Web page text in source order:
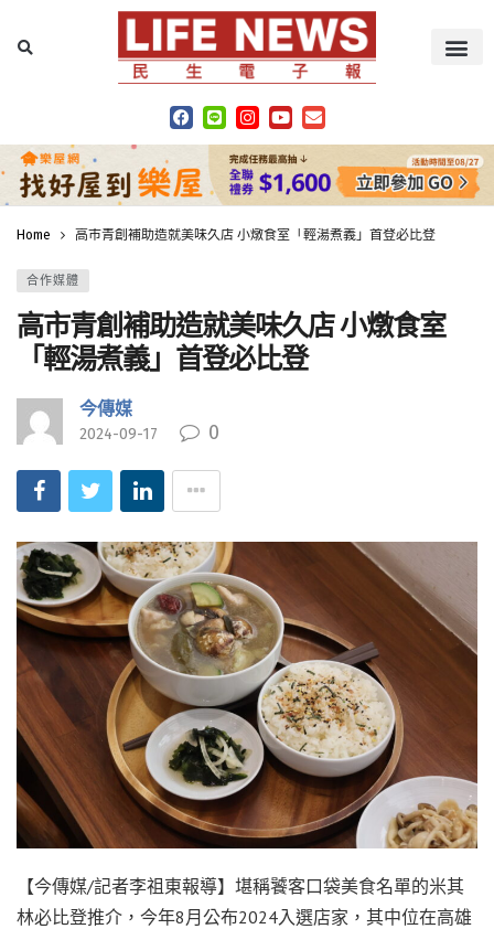
Home 高市青創補助造就美味久店 小燉食室「輕湯煮義」首登必比登
合作媒體
高市青創補助造就美味久店 小燉食室
「輕湯煮義」首登必比登
今傳媒
2024-09-17 0
【今傳媒/記者李祖東報導】堪稱饕客口袋美食名單的米其
林必比登推介，今年8月公布2024入選店家，其中位在高雄